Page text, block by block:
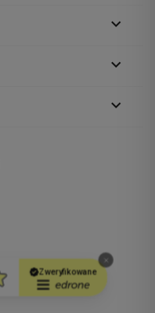


keyboard_arrow_down